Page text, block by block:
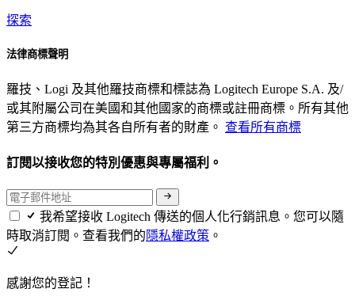
探索
法律商標聲明
羅技、Logi 及其他羅技商標和標誌為 Logitech Europe S.A. 及/
或其附屬公司在美國和其他國家的商標或註冊商標。所有其他
第三方商標均為其各自所有者的財產。 查看所有商標
訂閱以接收您的特別優惠與專屬福利。
我希望接收 Logitech 傳送的個人化行銷訊息。您可以隨
時取消訂閱。查看我們的隱私權政策 。
感謝您的登記！